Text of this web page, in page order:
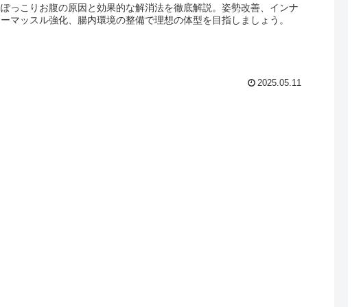
ぽっこりお腹の原因と効果的な解消法を徹底解説。姿勢改善、インナ
ーマッスル強化、腸内環境の整備で理想の体型を目指しましょう。
2025.05.11